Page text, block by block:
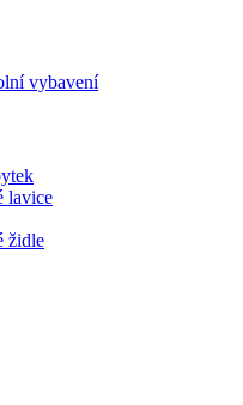
vybavení
lavice
židle